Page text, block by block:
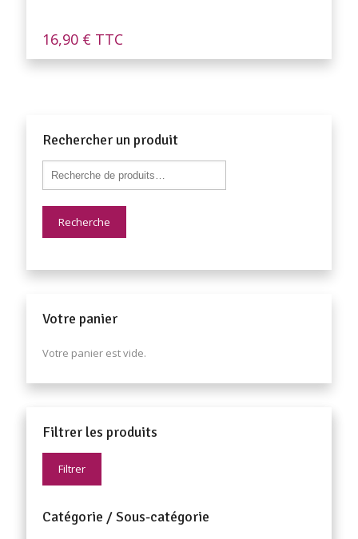
16,90 € TTC
Rechercher un produit
Recherche
Votre panier
Votre panier est vide.
Filtrer les produits
Filtrer
Catégorie / Sous-catégorie